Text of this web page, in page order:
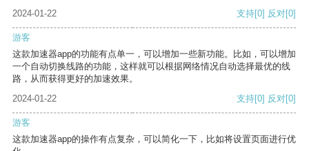
2024-01-22
支持[0] 反对[0]
游客
这款加速器app的功能有点单一，可以增加一些新功能。比如，可以增加
一个自动切换线路的功能，这样就可以根据网络情况自动选择最优的线
路，从而获得更好的加速效果。
2024-01-22
支持[0] 反对[0]
游客
这款加速器app的操作有点复杂，可以简化一下，比如将设置页面进行优